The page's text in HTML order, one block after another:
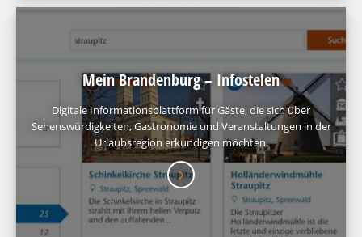
Mein Brandenburg – Infostelen
Digitale Informationsplattform für Gäste, die sich über
Sehenswürdigkeiten, Gastronomie und Veranstaltungen in der
Urlaubsregion erkundigen möchten.